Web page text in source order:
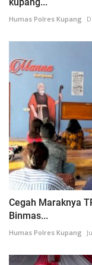
Humas Polres Kupang
Cegah Maraknya
Binmas...
Humas Polres Kupang